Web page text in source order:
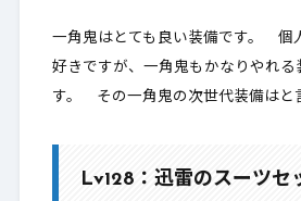
一角鬼はとても良い装備です。 個
好きですが、一角鬼もかなりやれる
す。 その一角鬼の次世代装備はと
Lv128：迅雷のスーツセ